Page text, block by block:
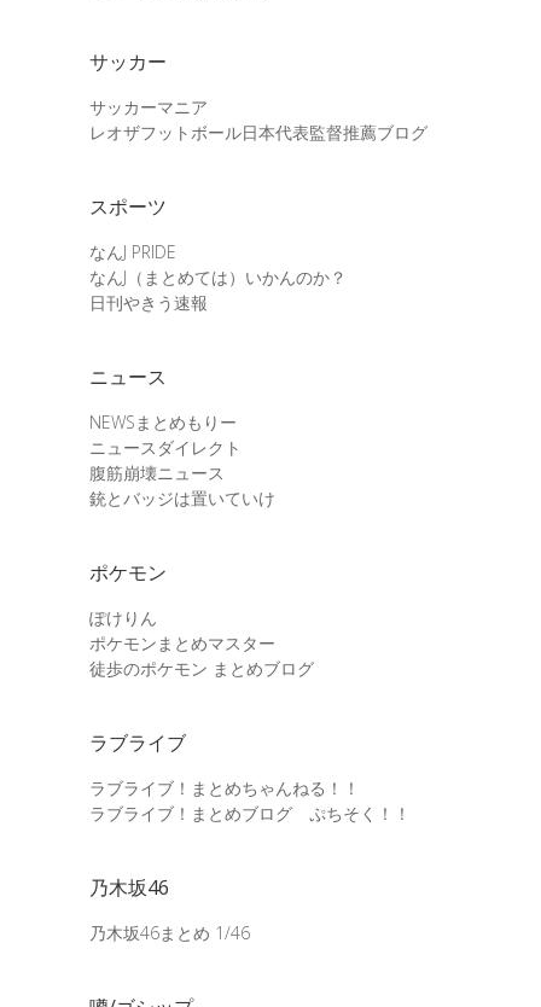
サッカー
サッカーマニア
レオザフットボール日本代表監督推薦ブログ
スポーツ
なんJ PRIDE
なんJ（まとめては）いかんのか？
日刊やきう速報
ニュース
NEWSまとめもりー
ニュースダイレクト
腹筋崩壊ニュース
銃とバッジは置いていけ
ポケモン
ぽけりん
ポケモンまとめマスター
徒歩のポケモン まとめブログ
ラブライブ
ラブライブ！まとめちゃんねる！！
ラブライブ！まとめブログ ぷちそく！！
乃木坂46
乃木坂46まとめ 1/46